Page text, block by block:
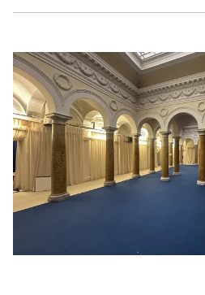
Link zur Seite Lagerfläche im